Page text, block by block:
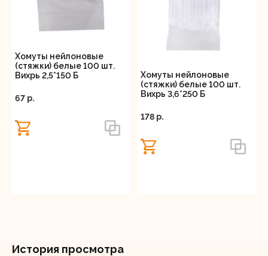
Хомуты нейлоновые
(стяжки) белые 100 шт.
Вихрь 2,5*150 Б
67 p.
Хомуты нейлоновые
(стяжки) белые 100 шт.
Вихрь 3,6*250 Б
178 p.
История просмотра